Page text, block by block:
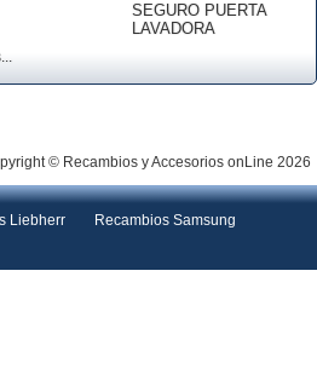
SEGURO PUERTA
LAVADORA
© Recambios y Accesorios onLine 2026
Liebherr
Recambios Samsung